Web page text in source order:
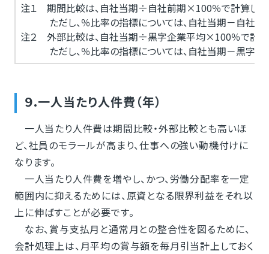
注１ 期間比較は、自社当期÷自社前期×100％で計算しま
ただし、％比率の指標については、自社当期－自社前
注２ 外部比較は、自社当期÷黒字企業平均×100％で計算
ただし、％比率の指標については、自社当期－黒字企
９.一人当たり人件費（年）
一人当たり人件費は期間比較・外部比較とも高いほ
ど、社員のモラールが高まり、仕事への強い動機付けに
なります。
一人当たり人件費を増やし、かつ、労働分配率を一定
範囲内に抑えるためには、原資となる限界利益をそれ以
上に伸ばすことが必要です。
なお、賞与支払月と通常月との整合性を図るために、
会計処理上は、月平均の賞与額を毎月引当計上しておく